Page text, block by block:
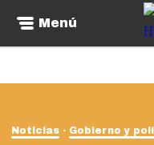
Menú
Noticias Gobierno y